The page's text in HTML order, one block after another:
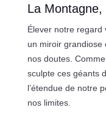
La Montagne,
Élever notre regard
un miroir grandiose
nos doutes.
sculpte ces géants
l’étendue de notre
nos limites.